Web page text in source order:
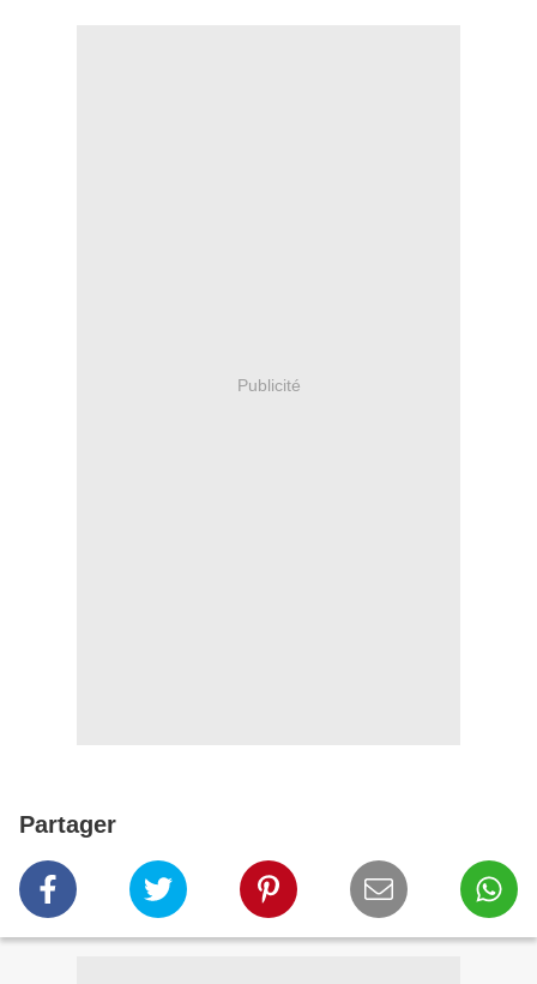
Publicité
Partager